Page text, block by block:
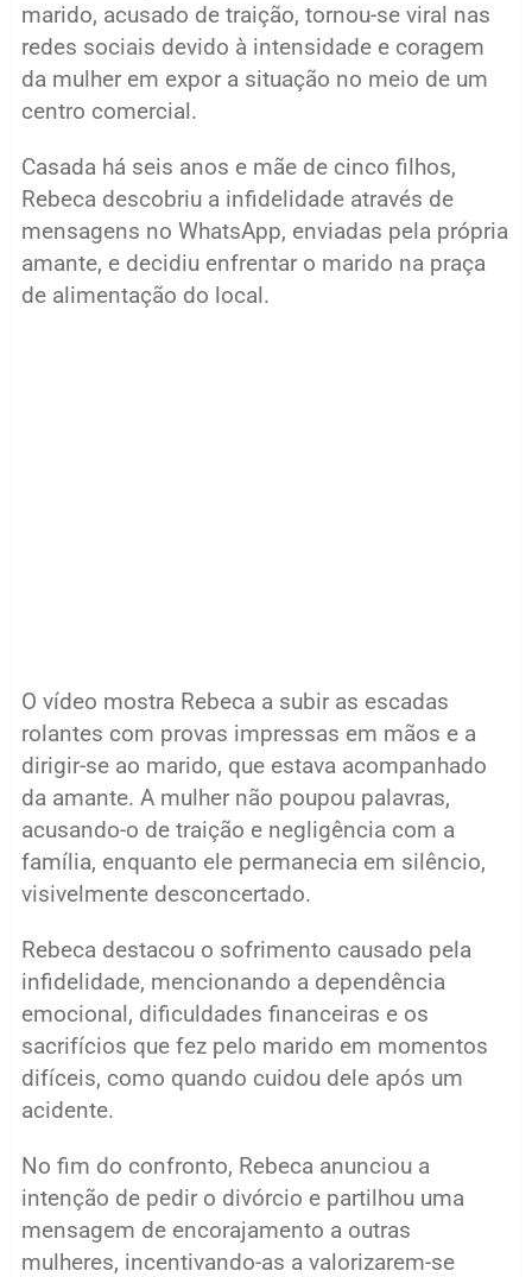
marido, acusado de traição, tornou-se viral nas
redes sociais devido à intensidade e coragem
da mulher em expor a situação no meio de um
centro comercial.
Casada há seis anos e mãe de cinco filhos,
Rebeca descobriu a infidelidade através de
mensagens no WhatsApp, enviadas pela própria
amante, e decidiu enfrentar o marido na praça
de alimentação do local.
O vídeo mostra Rebeca a subir as escadas
rolantes com provas impressas em mãos e a
dirigir-se ao marido, que estava acompanhado
da amante. A mulher não poupou palavras,
acusando-o de traição e negligência com a
família, enquanto ele permanecia em silêncio,
visivelmente desconcertado.
Rebeca destacou o sofrimento causado pela
infidelidade, mencionando a dependência
emocional, dificuldades financeiras e os
sacrifícios que fez pelo marido em momentos
difíceis, como quando cuidou dele após um
acidente.
No fim do confronto, Rebeca anunciou a
intenção de pedir o divórcio e partilhou uma
mensagem de encorajamento a outras
mulheres, incentivando-as a valorizarem-se